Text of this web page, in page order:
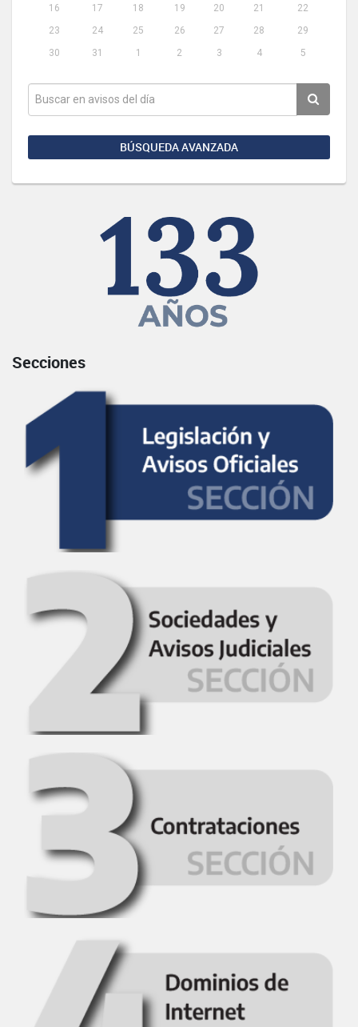
16
17 18 19 20 21
22
23
24 25 26 27 28
29
30
31 1 2 3 4 5
BÚSQUEDA AVANZADA
Secciones